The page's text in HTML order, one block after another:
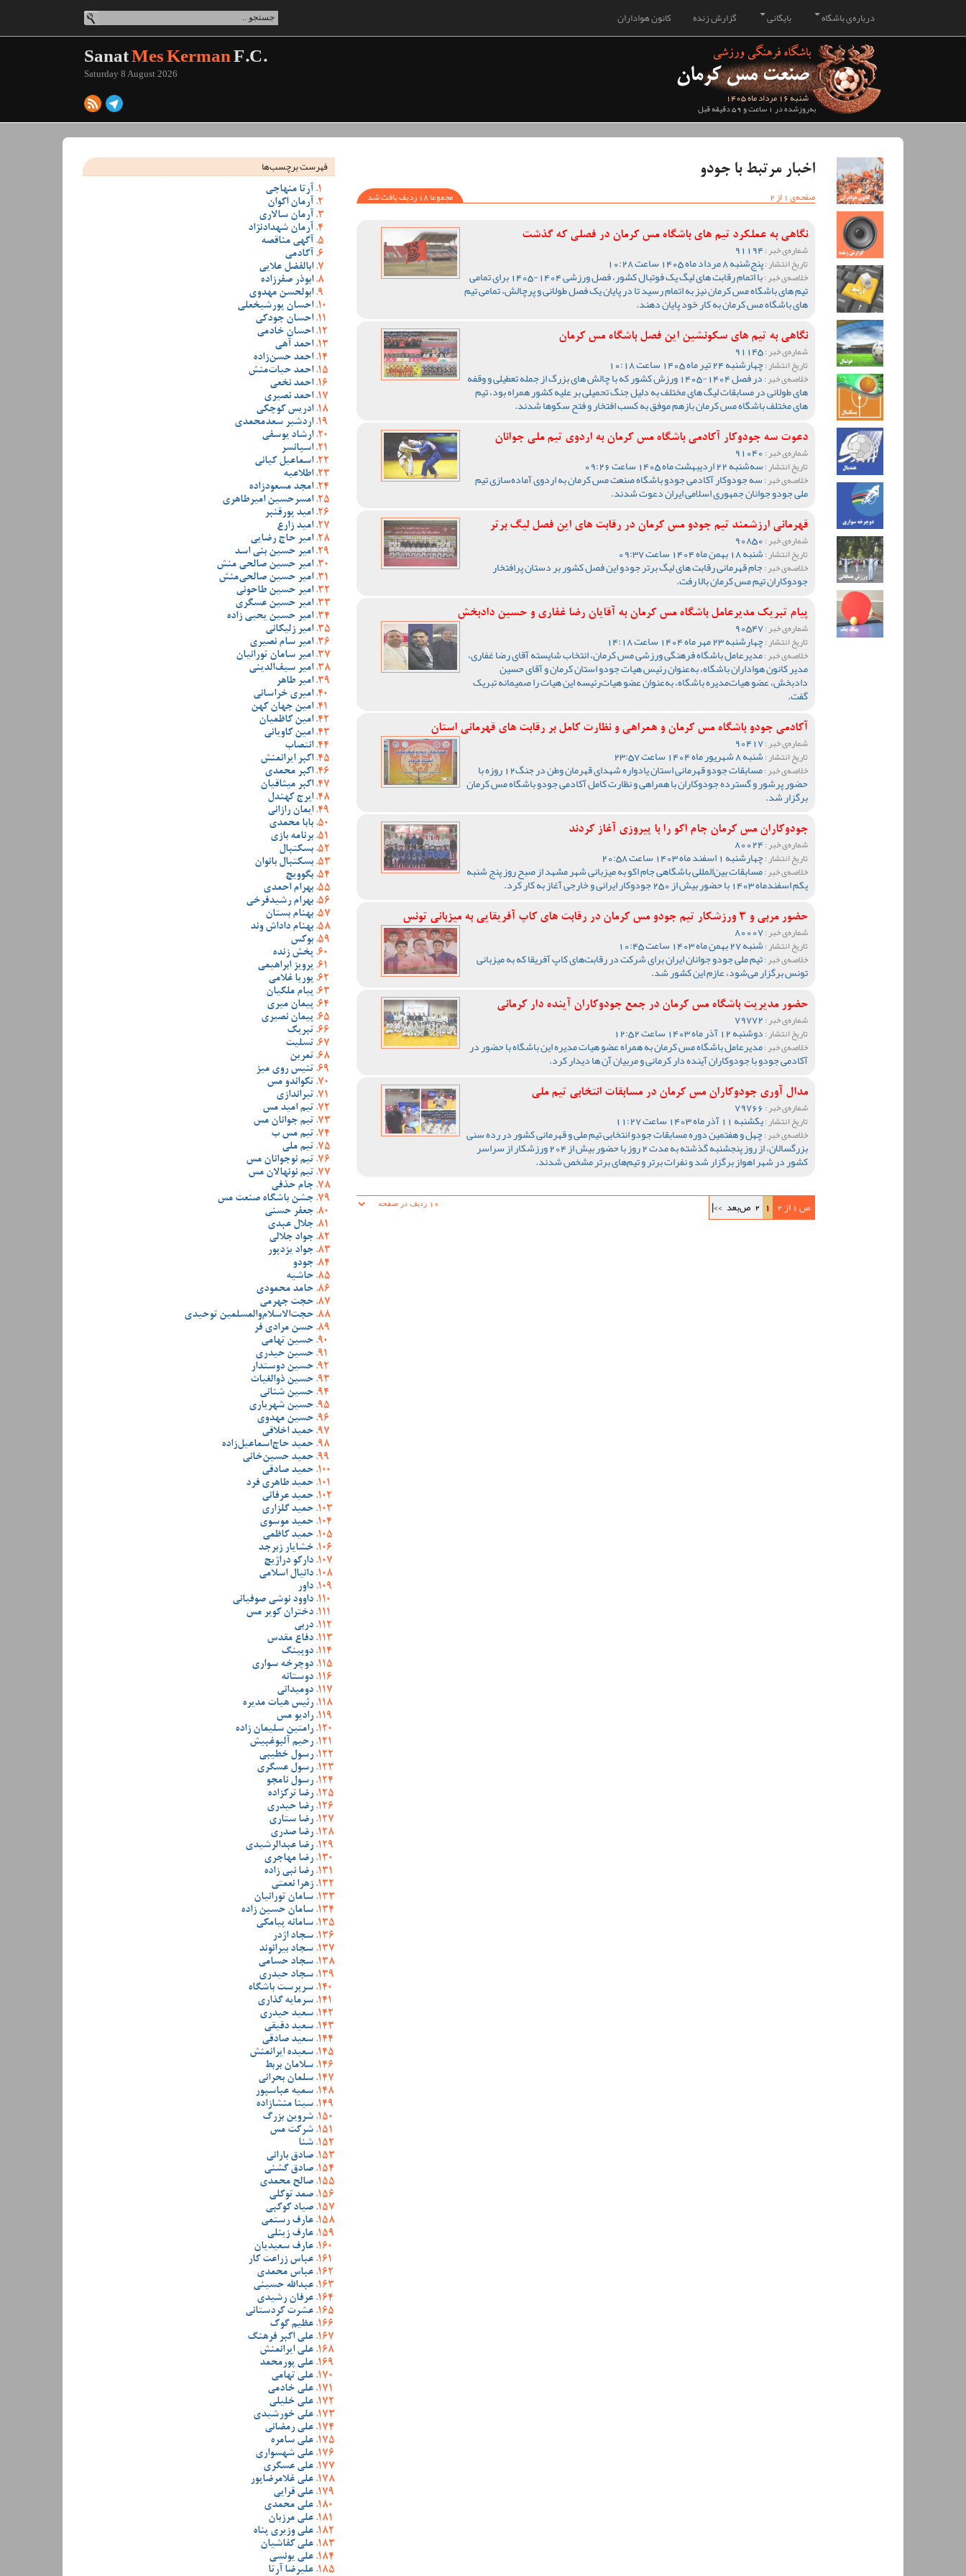
کانون هواداران گزارش زنده بایگانی درباره‌ی باشگاه
شنبه 16 مرداد ماه 1405
به‌روزشده در 1 ساعت و 59 دقیقه قبل
SanatMes KermanF.C.
Saturday 8 August 2026
اخبار مرتبط با جودو
صفحه‌ی 1 از 2
مجموعا 18 ردیف یافت شد
نگاهی به عملکرد تیم های باشگاه مس کرمان در فصلی که گذشت
شماره‌ی خبر :91194
تاریخ انتشار :پنج‌شنبه 8 مرداد ماه 1405 ساعت 10:28
خلاصه‌ی خبر : با اتمام رقابت های لیگ یک فوتبال کشور، فصل ورزشی 1404-1405 برای تمامی
تیم های باشگاه مس کرمان نیز به اتمام رسید تا در پایان یک فصل طولانی و پرچالش، تمامی تیم
های باشگاه مس کرمان به کار خود پایان دهند.
نگاهی به تیم های سکونشین این فصل باشگاه مس کرمان
شماره‌ی خبر :91145
تاریخ انتشار :چهارشنبه 24 تیر ماه 1405 ساعت 10:18
خلاصه‌ی خبر : در فصل 1404-1405 ورزش کشور که با چالش های بزرگ از جمله تعطیلی و وقفه
های طولانی در مسابقات لیگ های مختلف به دلیل جنگ تحمیلی بر علیه کشور همراه بود، تیم
های مختلف باشگاه مس کرمان بازهم موفق به کسب افتخار و فتح سکوها شدند.
دعوت سه جودوکار آکادمی باشگاه مس کرمان به اردوی تیم ملی جوانان
شماره‌ی خبر :
تاریخ انتشار :سه‌شنبه 22 اردیبهشت ماه 1405 ساعت 09:26
خلاصه‌ی خبر :سه جودوکار آکادمی جودو باشگاه صنعت مس کرمان به اردوی آماده‌سازی تیم
ملی جودو جوانان جمهوری اسلامی ایران دعوت شدند.
قهرمانی ارزشمند تیم جودو مس کرمان در رقابت های این فصل لیگ برتر
شماره‌ی خبر :
تاریخ انتشار :شنبه 18 بهمن ماه 1404 ساعت 09:37
خلاصه‌ی خبر :جام قهرمانی رقابت های لیگ برتر جودو این فصل کشور بر دستان پرافتخار
جودوکاران تیم مس کرمان بالا رفت.
پیام تبریک مدیرعامل باشگاه مس کرمان به آقایان رضا غفاری و حسین دادبخش
شماره‌ی خبر :90547
تاریخ انتشار :چهارشنبه 23 مهر ماه 1404 ساعت 14:18
خلاصه‌ی خبر :مدیرعامل باشگاه فرهنگی ورزشی مس کرمان، انتخاب شایسته آقای رضا غفاری،
مدیر کانون هواداران باشگاه، به‌عنوان رئیس هیات جودو استان کرمان و آقای حسین
دادبخش، عضو هیات‌مدیره باشگاه، به‌عنوان عضو هیات‌رئیسه این هیات را صمیمانه تبریک
گفت.
آکادمی جودو باشگاه مس کرمان و همراهی و نظارت کامل بر رقابت های قهرمانی استان
شماره‌ی خبر :90417
تاریخ انتشار :شنبه 8 شهریور ماه 1404 ساعت 23:57
خلاصه‌ی خبر : مسابقات جودو قهرمانی استان یادواره شهدای قهرمان وطن در جنگ‌12 روزه با
حضور پرشور و گسترده جودوکاران با همراهی و نظارت کامل آکادمی جودو باشگاه مس کرمان
برگزار شد.
جودوکاران مس کرمان جام اکو را با پیروزی آغاز کردند
شماره‌ی خبر :80024
تاریخ انتشار :چهارشنبه 1 اسفند ماه 1403 ساعت 20:58
خلاصه‌ی خبر :مسابقات بین‌المللی باشگاهی جام اکو به میزبانی شهر مشهد از صبح روز پنج شنبه
یکم اسفندماه 1403 با حضور بیش از 250 جودوکار ایرانی و خارجی آغاز به کار کرد.
حضور مربی و 3 ورزشکار تیم جودو مس کرمان در رقابت های کاپ آفریقایی به میزبانی تونس
شماره‌ی خبر :80007
تاریخ انتشار :شنبه 27 بهمن ماه 1403 ساعت 10:45
خلاصه‌ی خبر :تیم ملی جودو جوانان ایران برای شرکت در رقابت‌های کاپ آفریقا که به میزبانی
تونس برگزار می‌شود، عازم این کشور شد.
حضور مدیریت باشگاه مس کرمان در جمع جودوکاران آینده دار کرمانی
شماره‌ی خبر :
تاریخ انتشار :دوشنبه 12 آذر ماه 1403 ساعت 12:52
خلاصه‌ی خبر :مدیرعامل باشگاه مس کرمان به همراه عضو هیات مدیره این باشگاه با حضور در
آکادمی جودو با جودوکاران آینده دار کرمانی و مربیان آن ها دیدار کرد.
مدال آوری جودوکاران مس کرمان در مسابقات انتخابی تیم ملی
شماره‌ی خبر :
تاریخ انتشار :یکشنبه 11 آذر ماه 1403 ساعت 11:27
خلاصه‌ی خبر :چهل و هفتمین دوره مسابقات جودو انتخابی تیم ملی و قهرمانی کشور در رده سنی
بزرگسالان، از روز پنجشنبه گذشته به مدت 2 روز با حضور بیش از 204 ورزشکار از سراسر
کشور در شهر اهواز برگزار شد و نفرات برتر و تیم‌های برتر مشخص شدند.
ص 1 از 2 1
2 ص‌بعد >>|
فهرست برچسب‌ها
آرتا منهاجی
آرمان اکوان
آرمان سالاری
آرمان شهدادنژاد
آگهی مناقصه
آکادمی
ابالفضل علایی
ابوذر صفرزاده
ابولحسن مهدوی
احسان پورشیخعلی
احسان جودکی
احسان خادمی
احمد آهی
احمد حسن‌زاده
احمد حیات‌منش
احمد نخعی
احمد نصیری
ادریس کوچکی
اردشیر سعدمحمدی
ارشاد یوسفی
اسپانسر
اسماعیل کیانی
اطلاعیه
امجد مسعودزاده
امسرحسین امیرطاهری
امید پورقنبر
امید زارع
امیر حاج رضایی
امیر حسین بنی اسد
امیر حسین صالحی منش
امیر حسین صالحی‌منش
امیر حسین طاحونی
امیر حسین عسگری
امیر حسین یحیی زاده
امیر زلیکانی
امیر سام نصیری
امیر سامان تورانیان
امیر سیف‌الدینی
امیر طاهر
امیری خراسانی
امین جهان کهن
امین کاظمیان
امین کاویانی
انتصاب
اکبر ایرانمنش
اکبر محمدی
اکبر میثاقیان
ایرج کهندل
ایمان رازانی
بابا محمدی
برنامه بازی
بسکتبال
بسکتبال بانوان
بگوویچ
بهرام احمدی
بهرام رشیدفرخی
بهنام بستان
بهنام داداش وند
بوکس
پخش زنده
پرویز ابراهیمی
پوریا غلامی
پیام ملکیان
پیمان میری
پیمان نصیری
تبریک
تسلیت
تمرین
تنیس روی میز
تکواندو مس
تیراندازی
تیم امید مس
تیم جوانان مس
تیم مس ب
تیم ملی
تیم نوجوانان مس
تیم نونهالان مس
جام حذفی
جشن باشگاه صنعت مس
جعفر حسنی
جلال عبدی
جواد جلالی
جواد یزدپور
جودو
حاشیه
حامد محمودی
حجت جهرمی
حجت‌الاسلام‌والمسلمین توحیدی
حسن مرادی فر
حسین تهامی
حسین حیدری
حسین دوستدار
حسین ذوالغیاث
حسین شنانی
حسین شهریاری
حسین مهدوی
حمید اخلاقی
حمید حاج‌اسماعیل‌زاده
حمید حسین‌خانی
حمید صادقی
حمید طاهری فرد
حمید عرفانی
حمید گلزاری
حمید موسوی
حمید کاظمی
خشایار زبرجد
دارکو دراژیچ
دانیال اسلامی
داور
داوود نوشی صوفیانی
دختران کویر مس
دربی
دفاع مقدس
دوپینگ
دوچرخه سواری
دوستانه
دومیدانی
رئیس هیات مدیره
رادیو مس
رامتین سلیمان زاده
رحیم آلبوغبیش
رسول خطیبی
رسول عسگری
رسول نامجو
رضا ترکزاده
رضا حیدری
رضا ستاری
رضا صدری
رضا عبدالرشیدی
رضا مهاجری
رضا نبی زاده
زهرا نعمتی
سامان تورانیان
سامان حسین زاده
سامانه پیامکی
سجاد اژدر
سجاد بیرانوند
سجاد حسامی
سجاد حیدری
سرپرست باشگاه
سرمایه گذاری
سعید حیدری
سعید دقیقی
سعید صادقی
سعیده ایرانمنش
سلامان بربط
سلمان بحرانی
سمیه عباسپور
سینا منشازاده
شروین بزرگ
شرکت مس
شنا
صادق بارانی
صادق گشنی
صالح محمدی
صمد توکلی
صیاد کوکبی
عارف رستمی
عارف زینلی
عارف سعیدیان
عباس زراعت کار
عباس محمدی
عبدالله حسینی
عرفان رشیدی
عشرت کردستانی
عظیم گوک
علی اکبر فرهنگ
علی ایرانمنش
علی پورمحمد
علی تهامی
علی خادمی
علی خلیلی
علی خورشیدی
علی رمضانی
علی سامره
علی شهسواری
علی عسگری
علی غلامرضاپور
علی قرایی
علی محمدی
علی مرزبان
علی وزیری پناه
علی کفاشیان
علی یونسی
علیرضا آرتا